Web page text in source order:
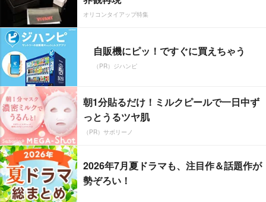
オリコンタイアップ特集
自販機にピッ！ですぐに買えちゃう
（PR）ジハンピ
朝1分貼るだけ！ミルクピールで一日中ず
っとうるツヤ肌
（PR）サボリーノ
2026年7月夏ドラマも、注目作＆話題作が
勢ぞろい！